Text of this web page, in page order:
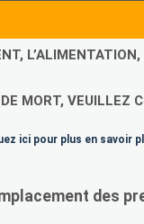
MORT, VEUILLEZ
ici pour plus en savoir
des